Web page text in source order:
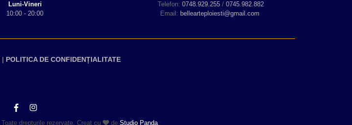
Luni-Vineri
10:00 - 20:00
Telefon: 0748.929.255 / 0745.982.882
Email: bellearteploiesti@gmail.com
| POLITICA DE CONFIDENȚIALITATE
. Toate drepturile rezervate. Creat cu de Studio Panda